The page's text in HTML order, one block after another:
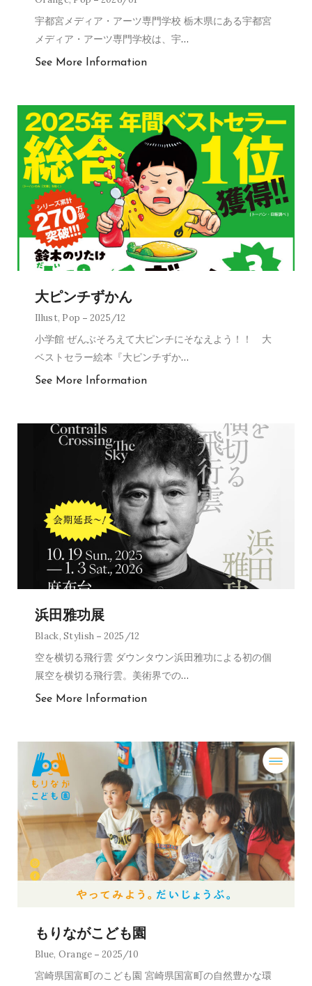
宇都宮メディア・アーツ専門学校 栃木県にある宇都宮
メディア・アーツ専門学校は、宇…
See More Information
大ピンチずかん
Illust, Pop 2025/12
小学館 ぜんぶそろえて大ピンチにそなえよう！！ 大
ベストセラー絵本『大ピンチずか…
See More Information
浜田雅功展
Black,Stylish 2025/12
空を横切る飛行雲 ダウンタウン浜田雅功による初の個
展空を横切る飛行雲。美術界での…
See More Information
もりながこども園
Blue, Orange 2025/10
宮崎県国富町のこども園 宮崎県国富町の自然豊かな環